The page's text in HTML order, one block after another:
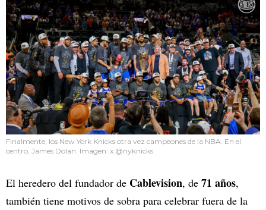
Finalmente, los New York Knicks otra vez campeones de la NBA. En el
centro, James Dolan. Imagen: x @nyknicks
El heredero del fundador de Cablevision, de 71 años,
también tiene motivos de sobra para celebrar fuera de la